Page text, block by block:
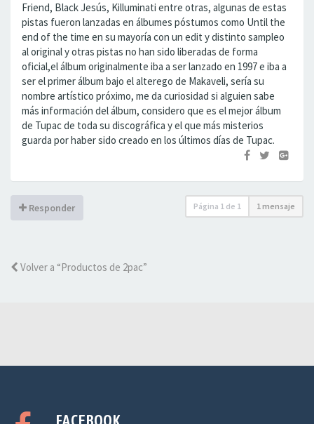
Friend, Black Jesús, Killuminati entre otras, algunas de estas
pistas fueron lanzadas en álbumes póstumos como Until the
end of the time en su mayoría con un edit y distinto sampleo
al original y otras pistas no han sido liberadas de forma
oficial,el álbum originalmente iba a ser lanzado en 1997 e iba a
ser el primer álbum bajo el alterego de Makaveli, sería su
nombre artístico próximo, me da curiosidad si alguien sabe
más información del álbum, considero que es el mejor álbum
de Tupac de toda su discográfica y el que más misterios
guarda por haber sido creado en los últimos días de Tupac.
Responder Página 1 de 1 1 mensaje
Volver a “Productos de 2pac”